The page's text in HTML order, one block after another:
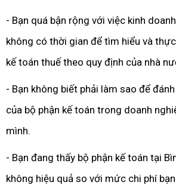
- Bạn quá bận rộng với việc kinh
không có thời gian để tìm hiểu và
kế toán thuế theo quy định của nhà
- Bạn không biết phải làm sao để
của bộ phận kế toán trong doanh
mình.
- Bạn đang thấy bộ phận kế toán tại
không hiệu quả so với mức chi phí